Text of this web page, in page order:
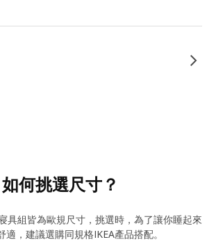
如何挑選尺寸？
具組皆為歐規尺寸，挑選時，為了讓你睡起來
適，建議選購同規格IKEA產品搭配。